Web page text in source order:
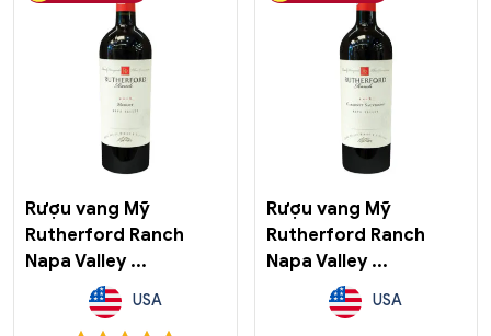
Rượu vang Mỹ
Rutherford Ranch
Napa Valley ...
USA
Rượu vang Mỹ
Rutherford Ranch
Napa Valley ...
USA